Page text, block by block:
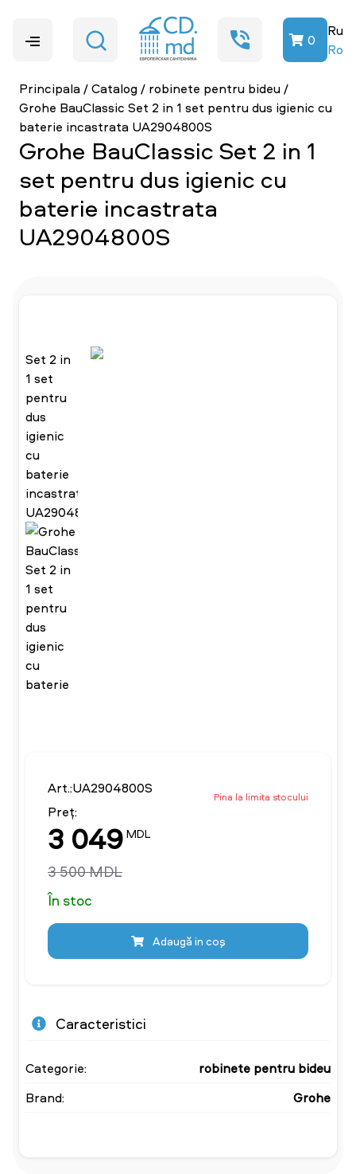
0
Ru
Ro
Principala/Catalog/ robinete pentru bideu/
Grohe BauClassic Set 2 in 1 set pentru dus igienic cu
baterie incastrata UA2904800S
Grohe BauClassic Set 2 in 1
set pentru dus igienic cu
baterie incastrata
UA2904800S
Art.:UA2904800S
Preț:
3 049 MDL
3 500 MDL
În stoc
Pina la limita stocului
Adaugă in coş
Caracteristici
Categorie:
robinete pentru bideu
Brand:
Grohe